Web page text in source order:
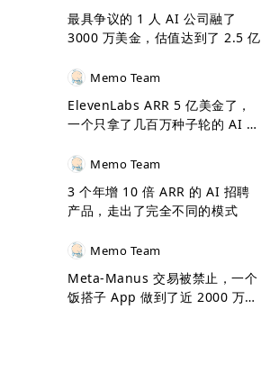
最具争议的 1 人 AI 公司融了
3000 万美金，估值达到了 2.5 亿
Memo Team
ElevenLabs ARR 5 亿美金了，
一个只拿了几百万种子轮的 AI 卖
Memo Team
3 个年增 10 倍 ARR 的 AI 招聘
产品，走出了完全不同的模式
Memo Team
Meta-Manus 交易被禁止，一个
饭搭子 App 做到了近 2000 万美